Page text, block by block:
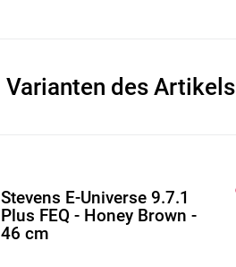
Varianten des Artikels
Stevens E-Universe 9.7.1
Plus FEQ - Honey Brown -
46 cm